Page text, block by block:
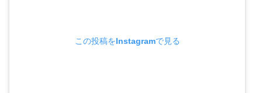
この投稿をInstagramで見る